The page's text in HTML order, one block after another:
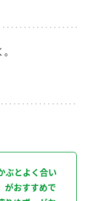
ぶとよく合い
がおすすめで